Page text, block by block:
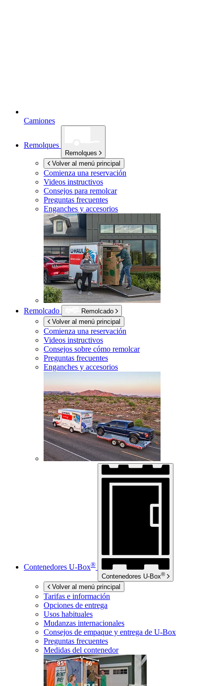
Camiones
Remolques
Remolques
Volver al menú principal
Comienza una reservación
Videos instructivos
Consejos para remolcar
Preguntas frecuentes
Enganches y accesorios
Remolcado
Remolcado
Volver al menú principal
Comienza una reservación
Videos instructivos
Consejos sobre cómo remolcar
Preguntas frecuentes
Enganches y accesorios
Contenedores U-Box®
Contenedores U-Box®
Volver al menú principal
Tarifas e información
Opciones de entrega
Usos habituales
Mudanzas internacionales
Consejos de empaque y entrega de U-Box
Preguntas frecuentes
Medidas del contenedor